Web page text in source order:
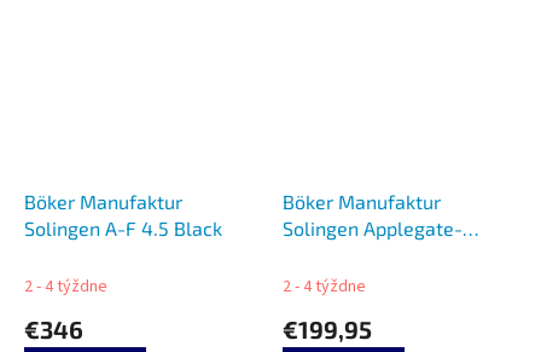
Böker Manufaktur
Solingen A-F 4.5 Black
2 - 4 týždne
€346
Böker Manufaktur
Solingen Applegate-
2 - 4 týždne
€199,95